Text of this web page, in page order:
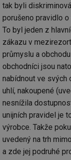
tak byli
porušeno pravidlo o
To byl jeden z
zákazu v
průmyslu a
obchodníci jsou
nabídnout ve svých
uhlí, nakoupené
nesnížila
unijních pravidel je
výrobce. Takže
uvedený na trh
a zde jej podruhé